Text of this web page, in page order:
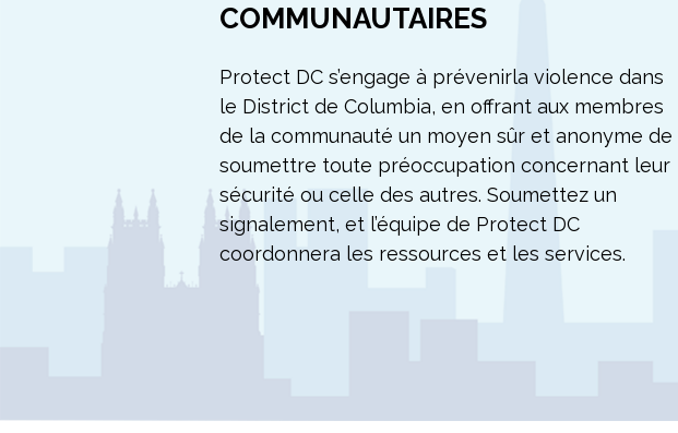
COMMUNAUTAIRES
Protect DC s’engage à prévenirla violence dans
le District de Columbia, en offrant aux membres
de la communauté un moyen sûr et anonyme de
soumettre toute préoccupation concernant leur
sécurité ou celle des autres. Soumettez un
signalement, et l’équipe de Protect DC
coordonnera les ressources et les services.